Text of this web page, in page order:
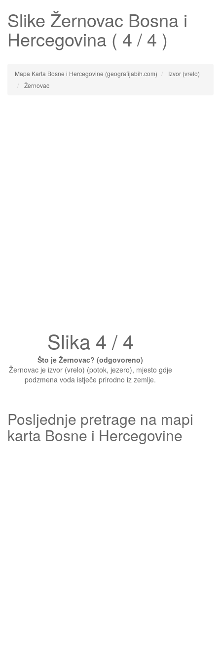
Slike Žernovac Bosna i
Hercegovina ( 4 / 4 )
Mapa Karta Bosne i Hercegovine (geografijabih.com)
Izvor (vrelo)
Žernovac
Slika 4 / 4
Što je Žernovac? (odgovoreno)
Žernovac je izvor (vrelo) (potok, jezero), mjesto gdje
podzmena voda istječe prirodno iz zemlje.
Posljednje pretrage na mapi
karta Bosne i Hercegovine